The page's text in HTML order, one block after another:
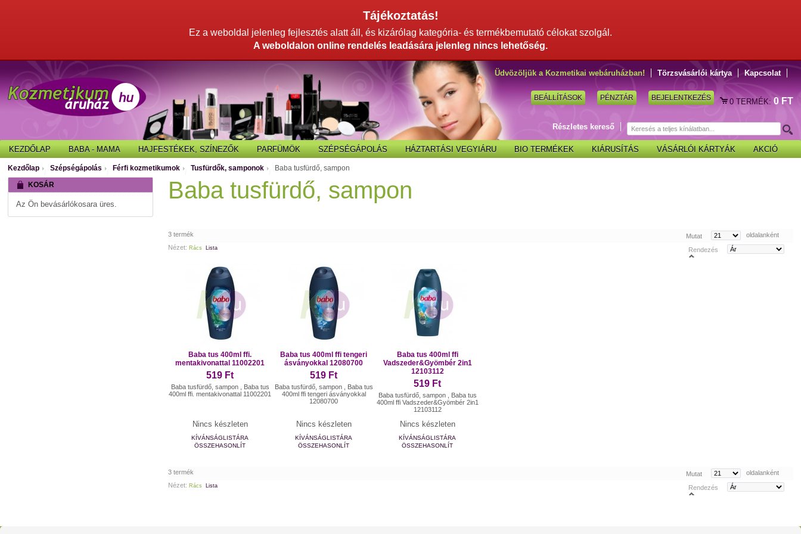
Tájékoztatás!
Ez a weboldal jelenleg fejlesztés alatt áll, és kizárólag kategória- és termékbemutató célokat szolgál.
A weboldalon online rendelés leadására jelenleg nincs lehetőség.
Üdvözöljük a Kozmetikai webáruházban! Törzsvásárlói kártya Kapcsolat
0TERMÉK: 0 FT
BEÁLLÍTÁSOK PÉNZTÁR BEJELENTKEZÉS
Részletes kereső
KEZDŐLAP BABA - MAMA HAJFESTÉKEK, SZÍNEZŐK PARFÜMÖK SZÉPSÉGÁPOLÁS HÁZTARTÁSI VEGYIÁRU BIO TERMÉKEK KIÁRUSÍTÁS VÁSÁRLÓI KÁRTYÁK AKCIÓ
Kezdőlap Szépségápolás Férfi kozmetikumok Tusfürdők, samponok Baba tusfürdő, sampon
Baba tusfürdő, sampon
3 termék Mutat
oldalanként
Nézet: Rács Lista Rendezés
Baba tus 400ml ffi.
mentakivonattal 11002201
519 Ft
Baba tusfürdő, sampon , Baba tus
400ml ffi. mentakivonattal 11002201
Nincs készleten
KÍVÁNSÁGLISTÁRA
ÖSSZEHASONLÍT
Baba tus 400ml ffi tengeri
ásványokkal 12080700
519 Ft
Baba tusfürdő, sampon , Baba tus
400ml ffi tengeri ásványokkal
12080700
Nincs készleten
KÍVÁNSÁGLISTÁRA
ÖSSZEHASONLÍT
Baba tus 400ml ffi
Vadszeder&Gyömbér 2in1
12103112
519 Ft
Baba tusfürdő, sampon , Baba tus
400ml ffi Vadszeder&Gyömbér 2in1
12103112
Nincs készleten
KÍVÁNSÁGLISTÁRA
ÖSSZEHASONLÍT
3 termék Mutat
oldalanként
Nézet: Rács Lista Rendezés
KOSÁR
Az Ön bevásárlókosara üres.